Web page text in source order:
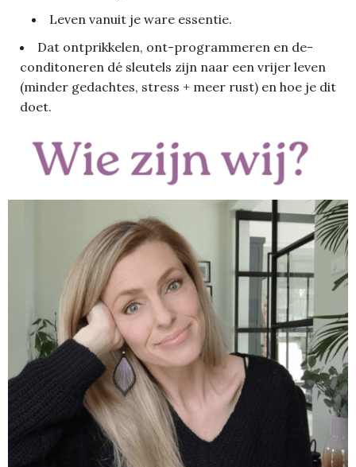
Leven vanuit je ware essentie.
Dat ontprikkelen, ont-programmeren en de-
conditoneren dé sleutels zijn naar een vrijer leven
(minder gedachtes, stress + meer rust) en hoe je dit
doet.